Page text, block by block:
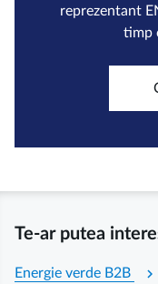
reprezentant
timp
Te-ar putea
Energie verde B2B chevron_right